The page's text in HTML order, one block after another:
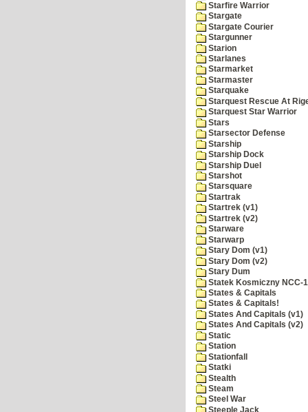
Starfire Warrior
Stargate
Stargate Courier
Stargunner
Starion
Starlanes
Starmarket
Starmaster
Starquake
Starquest Rescue At
Starquest Star Warrior
Stars
Starsector Defense
Starship
Starship Dock
Starship Duel
Starshot
Starsquare
Startrak
Startrek (v1)
Startrek (v2)
Starware
Starwarp
Stary Dom (v1)
Stary Dom (v2)
Stary Dum
Statek Kosmiczny NCC-
States & Capitals
States & Capitals!
States And Capitals (v1)
States And Capitals (v2)
Static
Station
Stationfall
Statki
Stealth
Steam
Steel War
Steeple Jack